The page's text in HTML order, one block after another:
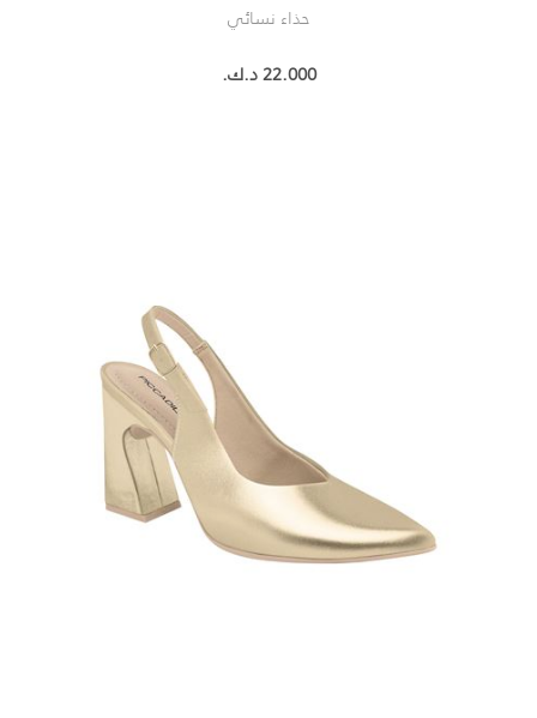
حذاء نسائي
22.000 د.ك.‏